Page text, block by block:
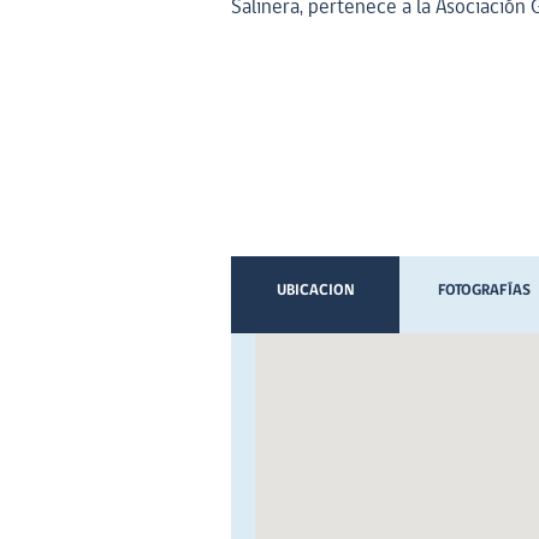
Salinera, pertenece a la Asociación
UBICACION FOTOGRAFÍAS